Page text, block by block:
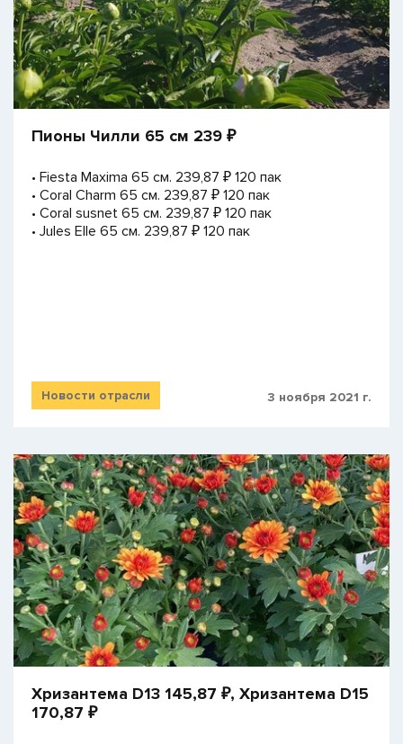
Пионы Чилли 65 см 239 ₽
• Fiesta Maxima 65 см. 239,87 ₽ 120 пак
• Coral Charm 65 см. 239,87 ₽ 120 пак
• Coral susnet 65 см. 239,87 ₽ 120 пак
• Jules Elle 65 см. 239,87 ₽ 120 пак
Новости отрасли 3 ноября 2021 г.
​Хризантема D13 145,87 ₽, Хризантема D15
170,87 ₽